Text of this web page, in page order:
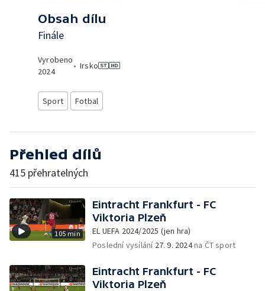
Obsah dílu
Finále
Vyrobeno
2024
• Irsko
Sport Fotbal
Přehled dílů
415 přehratelných
105 min
Eintracht Frankfurt - FC
Viktoria Plzeň
EL UEFA 2024/2025 (jen hra)
Poslední vysílání 27. 9. 2024na ČT sport
Eintracht Frankfurt - FC
Viktoria Plzeň